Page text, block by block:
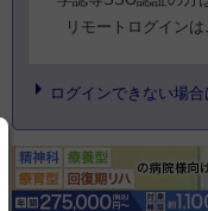
リモートログインは
ログインできない場